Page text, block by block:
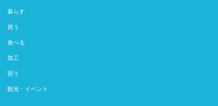
暮らす
買う
食べる
加工
習う
観光・イベント